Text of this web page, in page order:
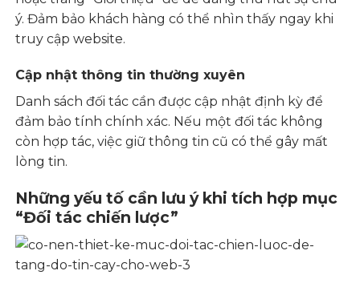
ý. Đảm bảo khách hàng có thể nhìn thấy ngay khi
truy cập website.
Cập nhật thông tin thường xuyên
Danh sách đối tác cần được cập nhật định kỳ để
đảm bảo tính chính xác. Nếu một đối tác không
còn hợp tác, việc giữ thông tin cũ có thể gây mất
lòng tin.
Những yếu tố cần lưu ý khi tích hợp mục
“Đối tác chiến lược”